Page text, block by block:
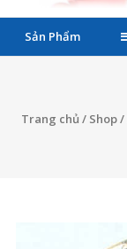
Sản Phẩm
Trang chủ / Shop/